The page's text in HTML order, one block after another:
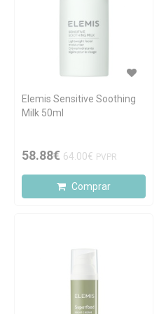
Elemis Sensitive Soothing
Milk 50ml
58.88€ 64.00€ PVPR
Comprar